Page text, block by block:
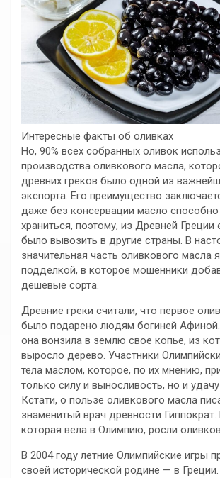
Интересные факты об оливках
Но, 90% всех собранных оливок
производства оливкового масла,
древних греков было одной из
экспорта. Его преимущество
даже без консервации масло
храниться, поэтому, из Древней
было вывозить в другие страны. В
значительная часть оливкового масла
подделкой, в которое мошенники
дешевые сорта.
Древние греки считали, что первое
было подарено людям богиней
она вонзила в землю свое копье, из
выросло дерево. Участники
тела маслом, которое, по их мнению,
только силу и выносливость, но и
Кстати, о пользе оливкового масла
знаменитый врач древности
которая вела в Олимпию, росли
В 2004 году летние Олимпийские игры
своей исторической родине — в